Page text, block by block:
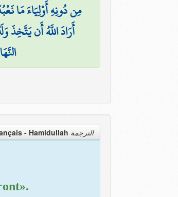
مِن دُونِهِ أَوْلِيَاءَ مَا
أَرَادَ اللَّهُ أَن يَتَّخِذَ
الترجمة Translation - Hamidullah